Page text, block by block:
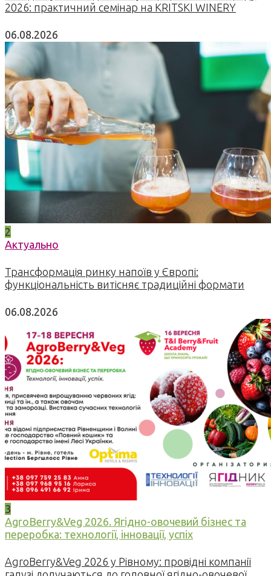
2026: практичний семінар на KRITSKI WINERY
06.08.2026
2
Актуально
Трансформація ринку напоїв у Європі:
функціональність витісняє традиційні формати
06.08.2026
3
AgroBerry&Veg 2026. Ягідно-овочевий бізнес та
переробка: технології, інновації, успіх
AgroBerry&Veg 2026 у Рівному: провідні компанії